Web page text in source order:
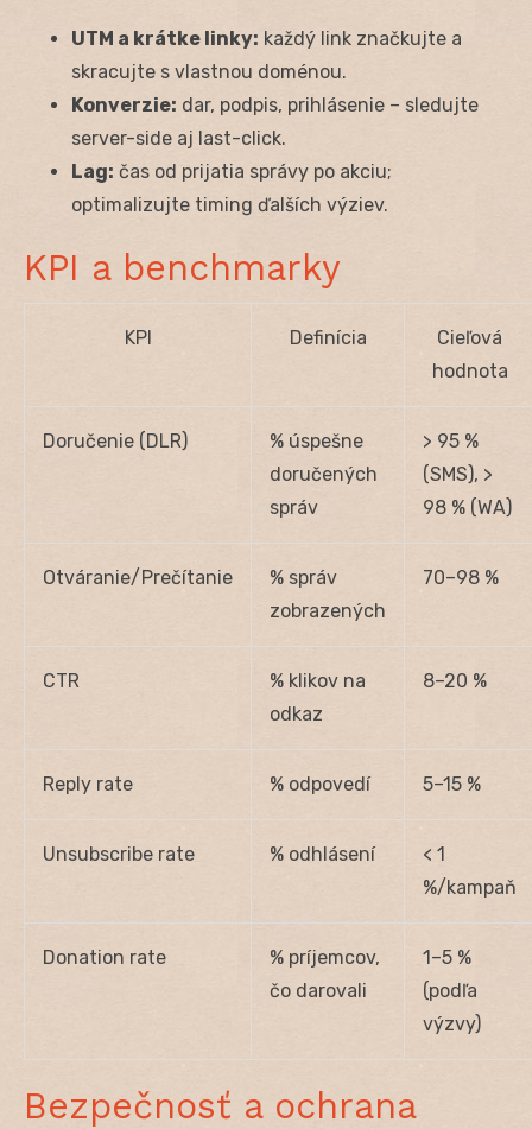
UTM a krátke linky: každý link značkujte a
skracujte s vlastnou doménou.
Konverzie: dar, podpis, prihlásenie – sledujte
server-side aj last-click.
Lag: čas od prijatia správy po akciu;
optimalizujte timing ďalších výziev.
KPI a benchmarky
KPI Definícia
Cieľová
hodnota
Doručenie (DLR)
% úspešne
doručených
správ
> 95 %
(SMS), >
98 % (WA)
Otváranie/Prečítanie
% správ
zobrazených
70–98 %
CTR
% klikov na
odkaz
8–20 %
Reply rate % odpovedí 5–15 %
Unsubscribe rate % odhlásení
< 1
%/kampaň
Donation rate
% príjemcov,
čo darovali
1–5 %
(podľa
výzvy)
Bezpečnosť a ochrana